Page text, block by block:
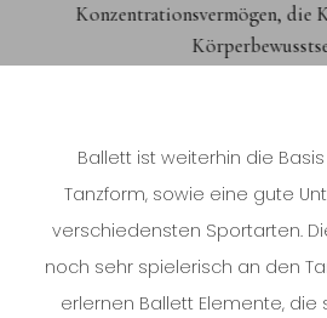
Konzentrationsvermögen, die
Ballett ist weiterhin die
Tanzform, sowie eine gute
verschiedensten Sportarten.
noch sehr spielerisch an den
erlernen Ballett Elemente, die